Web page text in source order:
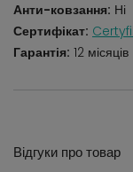
Анти-ковзання: Ні
Сертифікат:
Гарантія: 12 місяців
Відгуки про товар